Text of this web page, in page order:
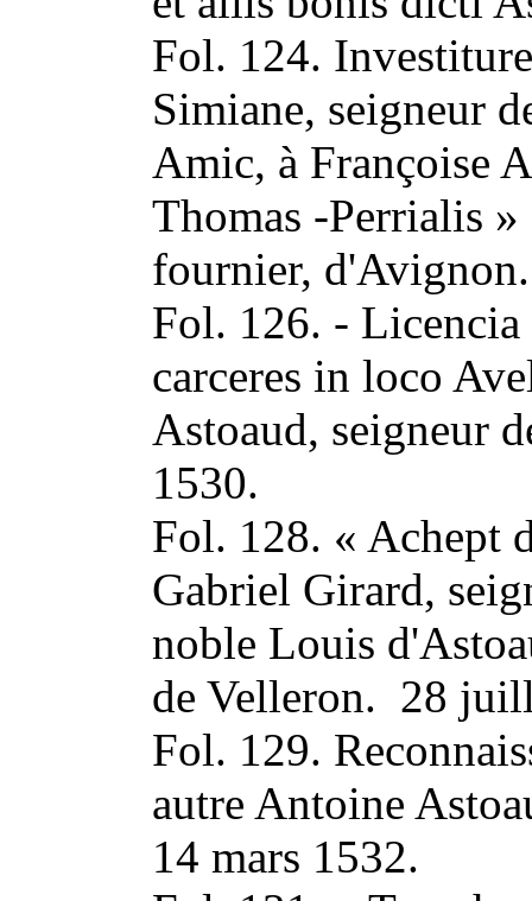
Fol. 124.
Simiane, seigneur
Amic, à Françoise
Thomas -Perrialis »
fournier,
Fol. 126. -
carceres in loco
Astoaud, seigneur
1530.
Fol. 128. « Achept
Gabriel Girard,
noble Louis
de Velleron. 28
Fol. 129.
autre Antoine
14 mars 1532.